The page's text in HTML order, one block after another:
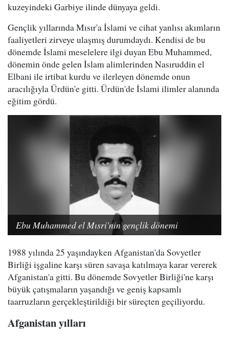
kuzeyindeki Garbiye ilinde dünyaya geldi.
Gençlik yıllarında Mısır'a İslami ve cihat yanlısı akımların
faaliyetleri zirveye ulaşmış durumdaydı. Kendisi de bu
dönemde İslami meselelere ilgi duyan Ebu Muhammed,
dönemin önde gelen İslam alimlerinden Nasıruddin el
Elbani ile irtibat kurdu ve ilerleyen dönemde onun
aracılığıyla Ürdün'e gitti. Ürdün'de İslami ilimler alanında
eğitim gördü.
Ebu Muhammed el Mısri'nin gençlik dönemi
1988 yılında 25 yaşındayken Afganistan'da Sovyetler
Birliği işgaline karşı süren savaşa katılmaya karar vererek
Afganistan'a gitti. Bu dönemde Sovyetler Birliği'ne karşı
büyük çatışmaların yaşandığı ve geniş kapsamlı
taarruzların gerçekleştirildiği bir süreçten geçiliyordu.
Afganistan yılları